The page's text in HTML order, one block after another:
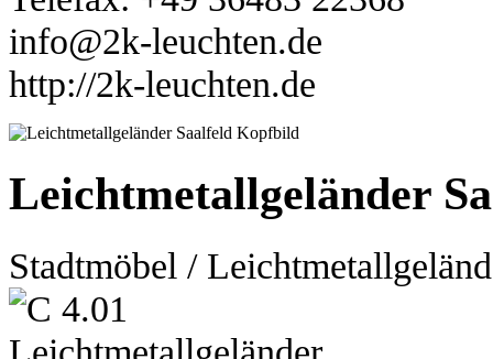
info@2k-leuchten.de
http://2k-leuchten.de
Leichtmetallgeländer
Stadtmöbel /